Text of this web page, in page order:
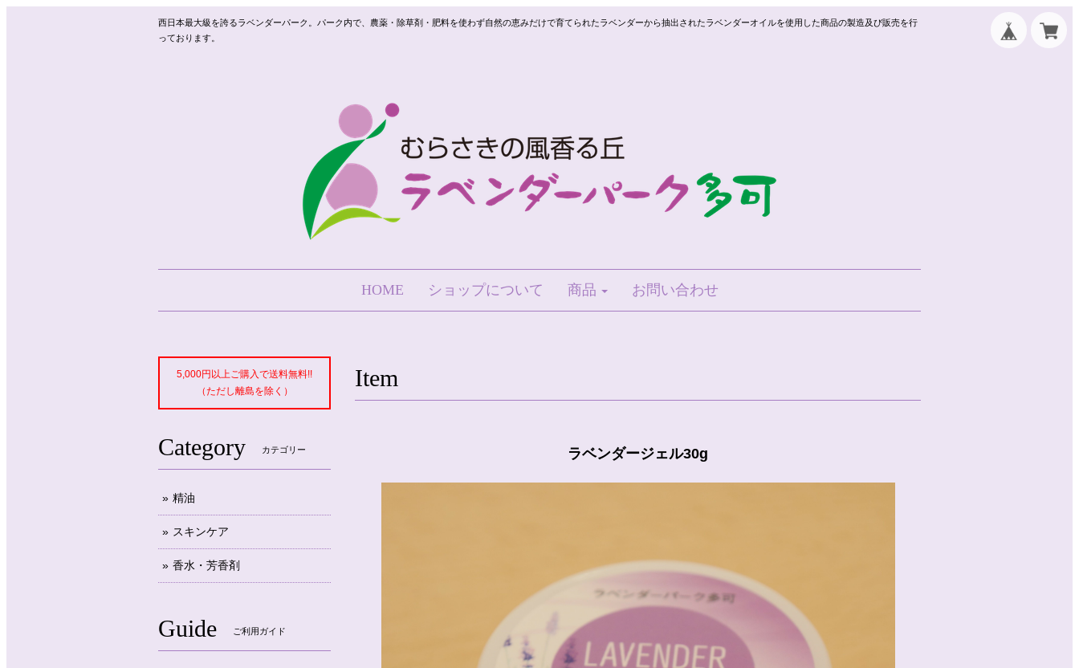
西日本最大級を誇るラベンダーパーク。パーク内で、農薬・除草剤・肥料を使わず自然の恵みだけで育てられたラベンダーから抽出されたラベンダーオイルを使用した商品の製造及び販売を行
っております。
HOME ショップについて 商品 お問い合わせ
Item
ラベンダージェル30g
5,000円以上ご購入で送料無料!!
（ただし離島を除く）
Category カテゴリー
精油
スキンケア
香水・芳香剤
Guide ご利用ガイド